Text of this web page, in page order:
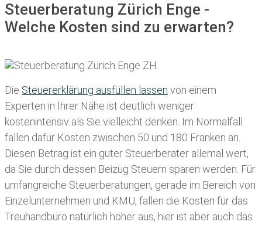
Steuerberatung Zürich Enge -
Welche Kosten sind zu erwarten?
Die Steuererklärung ausfüllen lassen von einem
Experten in Ihrer Nähe ist deutlich weniger
kostenintensiv als Sie vielleicht denken. Im Normalfall
fallen dafür Kosten zwischen 50 und 180 Franken an.
Diesen Betrag ist ein guter Steuerberater allemal wert,
da Sie durch dessen Beizug Steuern sparen werden. Für
umfangreiche Steuerberatungen, gerade im Bereich von
Einzelunternehmen und KMU, fallen die Kosten für das
Treuhandbüro natürlich höher aus, hier ist aber auch das